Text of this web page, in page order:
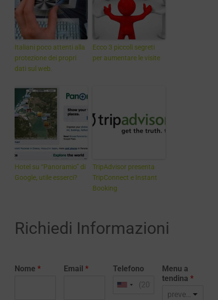
Italiani poco attenti alla
protezione dei propri
dati sul web.
Ecco 3 piccoli segreti
per aumentare le visite
Hotel su “Panoramio” di
Google, utile esserci?
TripAdvisor presenta
TripConnect e Instant
Booking
Richiedi Informazioni
Nome * Email * Telefono
Menu a
tendina *
preventivo realizzazione sito web